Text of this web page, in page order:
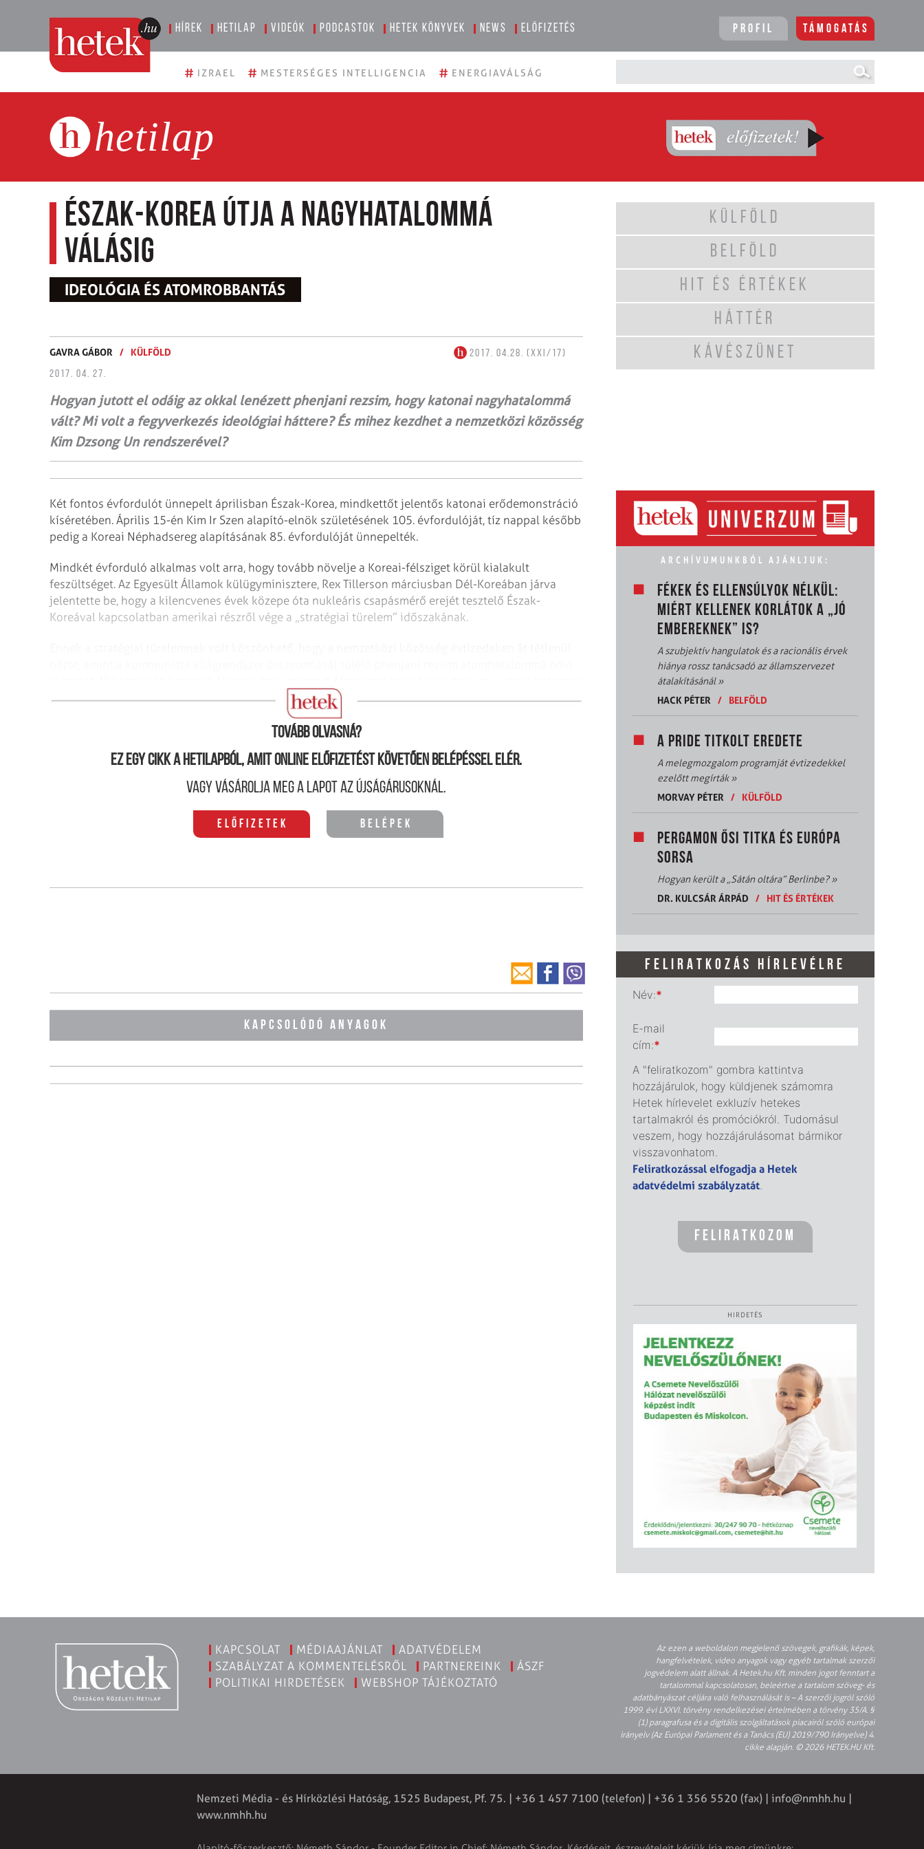
Hírek Hetilap Videók Podcastok Hetek könyvek News Előfizetés Profil Támogatás
# IZRAEL # MESTERSÉGES INTELLIGENCIA # ENERGIAVÁLSÁG
hetilap
Észak-Korea útja a nagyhatalommá
válásig
IDEOLÓGIA ÉS ATOMROBBANTÁS
GAVRA GÁBOR / KÜLFÖLD
2017. 04.28. (XXI/17)
2017. 04. 27.
Hogyan jutott el odáig az okkal lenézett phenjani rezsim, hogy katonai nagyhatalommá
vált? Mi volt a fegyverkezés ideológiai háttere? És mihez kezdhet a nemzetközi közösség
Kim Dzsong Un rendszerével?
Két fontos évfordulót ünnepelt áprilisban Észak-Korea, mindkettőt jelentős katonai erődemonstráció
kíséretében. Április 15-én Kim Ir Szen alapító-elnök születésének 105. évfordulóját, tíz nappal később
pedig a Koreai Néphadsereg alapításának 85. évfordulóját ünnepelték.
Mindkét évforduló alkalmas volt arra, hogy tovább növelje a Koreai-félsziget körül kialakult
feszültséget. Az Egyesült Államok külügyminisztere, Rex Tillerson márciusban Dél-Koreában járva
jelentette be, hogy a kilencvenes évek közepe óta nukleáris csapásmérő erejét tesztelő Észak-
Koreával kapcsolatban amerikai részről vége a „stratégiai türelem” időszakának.
pedig Líbiában, a surranópályán a Kim-dinasztia rendszere katonai értelemben nagyhatalommá lett.
Tovább olvasná?
Ez egy cikk a hetilapból, amit online előfizetést követően belépéssel elér.
Vagy vásárolja meg a lapot az újságárusoknál.
Előfizetek Belépek
KAPCSOLÓDÓ ANYAGOK
KÜLFÖLD
BELFÖLD
HIT ÉS ÉRTÉKEK
HÁTTÉR
KÁVÉSZÜNET
ARCHÍVUMUNKBÓL AJÁNLJUK:
FÉKEK ÉS ELLENSÚLYOK NÉLKÜL:
MIÉRT KELLENEK KORLÁTOK A „JÓ
EMBEREKNEK” IS?
A szubjektív hangulatok és a racionális érvek
hiánya rossz tanácsadó az államszervezet
átalakításánál»
HACK PÉTER
/ BELFÖLD
A PRIDE TITKOLT EREDETE
A melegmozgalom programját évtizedekkel
ezelőtt megírták»
MORVAY PÉTER
/ KÜLFÖLD
PERGAMON ŐSI TITKA ÉS EURÓPA
SORSA
Hogyan került a „Sátán oltára” Berlinbe?»
DR. KULCSÁR ÁRPÁD
/ HIT ÉS ÉRTÉKEK
FELIRATKOZÁS HÍRLEVÉLRE
Név:*
E-mail
cím:*
A "feliratkozom" gombra kattintva
hozzájárulok, hogy küldjenek számomra
Hetek hírlevelet exkluzív hetekes
tartalmakról és promóciókról. Tudomásul
veszem, hogy hozzájárulásomat bármikor
visszavonhatom.
Feliratkozással elfogadja a Hetek
adatvédelmi szabályzatát.
HIRDETÉS
KAPCSOLAT MÉDIAAJÁNLAT
ADATVÉDELEM
SZABÁLYZAT A KOMMENTELÉSRŐL
PARTNEREINK
ÁSZF
POLITIKAI HIRDETÉSEK
WEBSHOP TÁJÉKOZTATÓ
Az ezen a weboldalon megjelenő szövegek, grafikák, képek,
hangfelvételek, video anyagok vagy egyéb tartalmak szerzői
jogvédelem alatt állnak. A Hetek.hu Kft. minden jogot fenntart a
tartalommal kapcsolatosan, beleértve a tartalom szöveg- és
adatbányászat céljára való felhasználását is – A szerzői jogról szóló
1999. évi LXXVI. törvény rendelkezései értelmében a törvény 35/A. §
(1) paragrafusa és a digitális szolgáltatások piacairól szóló európai
irányelv (Az Európai Parlament és a Tanács (EU) 2019/790 Irányelve) 4.
cikke alapján. © 2026 HETEK.HU Kft.
Nemzeti Média - és Hírközlési Hatóság, 1525 Budapest, Pf. 75. | +36 1 457 7100 (telefon) | +36 1 356 5520 (fax) | info@nmhh.hu
www.nmhh.hu